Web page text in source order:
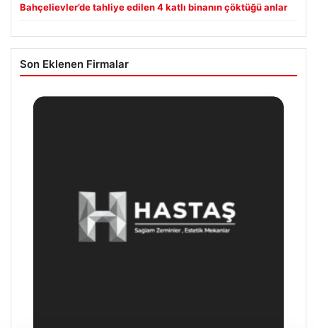
Bahçelievler’de tahliye edilen 4 katlı binanın çöktüğü anlar
Son Eklenen Firmalar